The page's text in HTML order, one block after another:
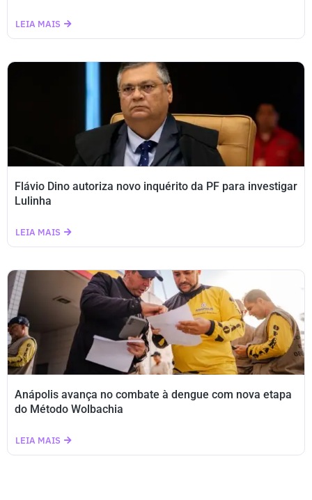
LEIA MAIS
Flávio Dino autoriza novo inquérito da PF para investigar
Lulinha
LEIA MAIS
Anápolis avança no combate à dengue com nova etapa
do Método Wolbachia
LEIA MAIS